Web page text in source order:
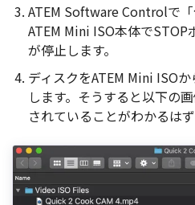
ATEM Software Controlで
ATEM Mini ISO本体でSTOP
が停止します。
ディスクをATEM Mini ISO
します。そうすると以下の
されていることがわかるはず